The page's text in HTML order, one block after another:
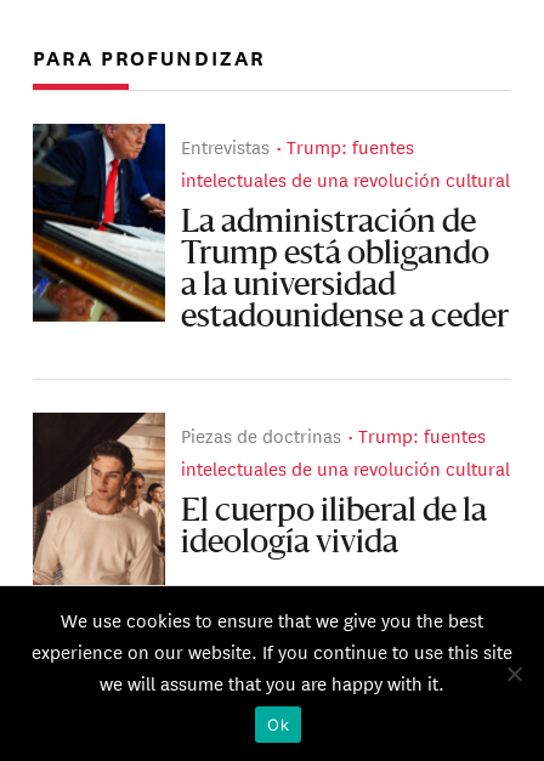
PARA PROFUNDIZAR
Entrevistas
Trump: fuentes
intelectuales de una revolución cultural
La administración de
Trump está obligando
a la universidad
estadounidense a ceder
Piezas de doctrinas
Trump: fuentes
intelectuales de una revolución cultural
El cuerpo iliberal de la
ideología vivida
Estudios
Vocabulario de la extrema
derecha: por una filología crítica de
We use cookies to ensure that we give you the best
experience on our website. If you continue to use this site
we will assume that you are happy with it.
Ok